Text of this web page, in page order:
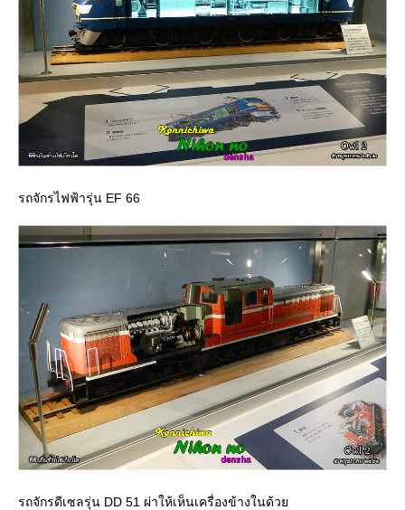
รถจักรไฟฟ้ารุ่น EF 66
รถจักรดีเซลรุ่น DD 51 ผ่าให้เห็นเครื่องข้างในด้ว